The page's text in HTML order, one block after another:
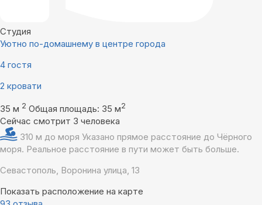
Студия
Уютно по-домашнему в центре города
4 гостя
2 кровати
35 м 2 Общая площадь: 35 м2
Сейчас смотрит 3 человека
310 м до моря Указано прямое расстояние до Чёрного
моря. Реальное расстояние в пути может быть больше.
Севастополь, Воронина улица, 13
Показать расположение на карте